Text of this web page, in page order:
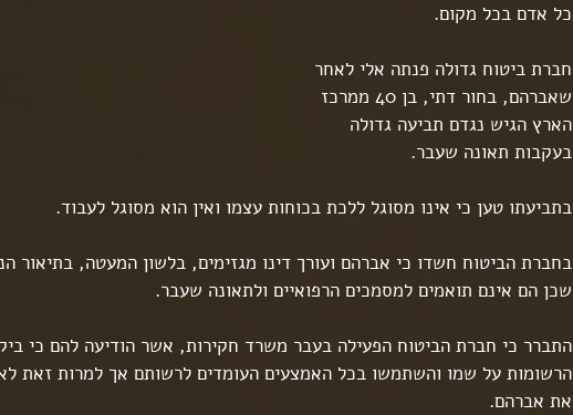
כל אדם בכל מקום.
חברת ביטוח גדולה פנתה אלי לאחר
שאברהם, בחור דתי, בן 40 ממרכז
הארץ הגיש נגדם תביעה גדולה
בעקבות תאונה שעבר.
בתביעתו טען כי אינו מסוגל ללכת בכוחות עצמו ואין הוא מסוגל לעבוד.
בחברת הביטוח חשדו כי אברהם ועורך דינו מגזימים, בלשון המעטה, בתיאור
שכן הם אינם תואמים למסמכים הרפואיים ולתאונה שעבר.
התברר כי חברת הביטוח הפעילה בעבר משרד חקירות, אשר הודיעה להם כי
הרשומות על שמו והשתמשו בכל האמצעים העומדים לרשותם אך למרות זאת
את אברהם.